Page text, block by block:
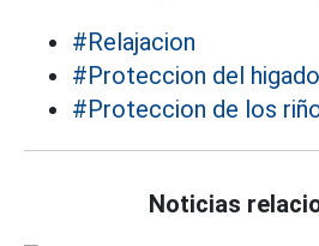
#Relajacion
#Proteccion del higado
#Proteccion de los
Noticias